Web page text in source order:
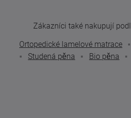
Zákazníci také nakupují
Ortopedické lamelové matrace
Studená pěna
Bio pěna